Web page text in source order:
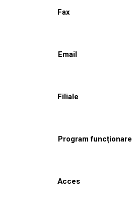
Fax
Email
Filiale
Program funcționare
Acces